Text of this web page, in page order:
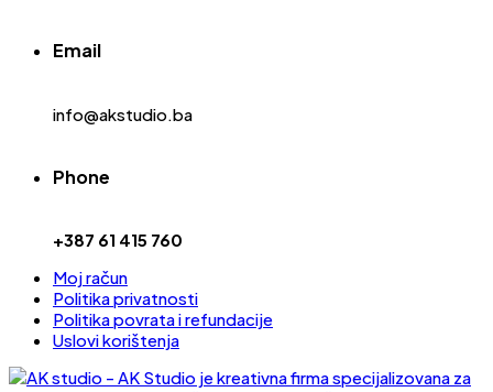
Email
info@akstudio.ba
Phone
+387 61 415 760
Moj račun
Politika privatnosti
Politika povrata i refundacije
Uslovi korištenja